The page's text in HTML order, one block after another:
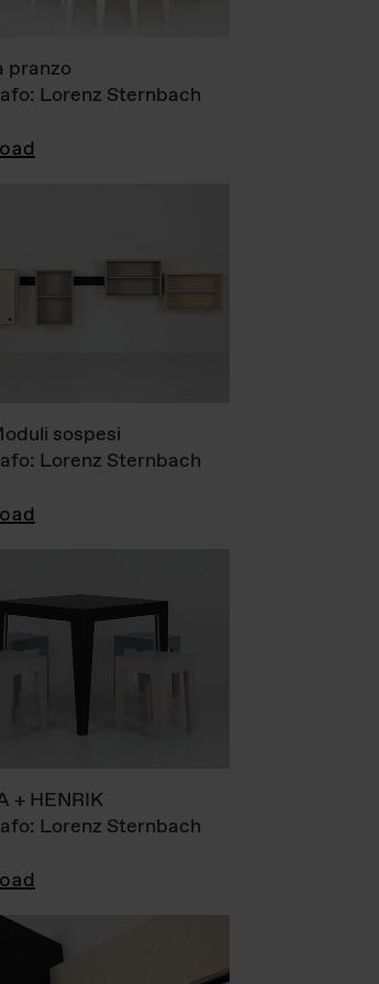
pranzo
Lorenz Sternbach
sospesi
Lorenz Sternbach
+ HENRIK
Lorenz Sternbach